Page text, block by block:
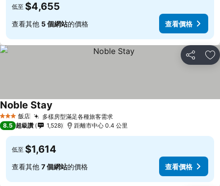
低至 $4,655
查看其他 5 個網站的價格 查看價格
分享 加
3 星級 飯店 多樣房型滿足各種旅客需求
Noble Stay
8.5 超級讚 1,528 距離市中心 0.4 公里
低至 $1,614
查看其他 7 個網站的價格 查看價格